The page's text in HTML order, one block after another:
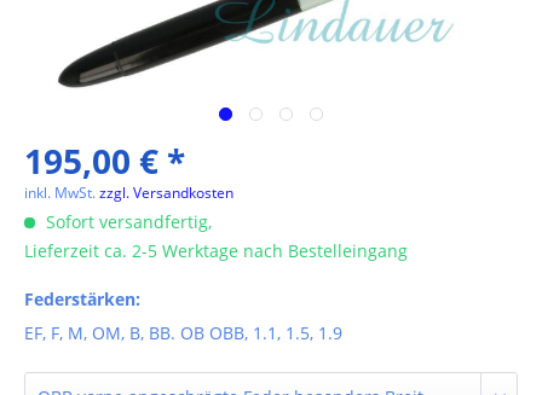
195,00 € *
inkl. MwSt.zzgl. Versandkosten
Sofort versandfertig,
Lieferzeit ca. 2-5 Werktage nach Bestelleingang
Federstärken:
EF, F, M, OM, B, BB. OB OBB, 1.1, 1.5, 1.9